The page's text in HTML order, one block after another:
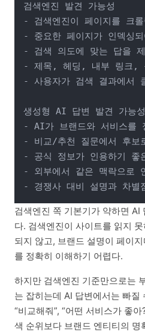
검색엔진 발견 가능성
- 검색엔진이 페이지를 크
- 중요한 페이지가 인덱싱
- 검색 의도에 맞는 답을 제
- 제목, 헤딩, 내부 링크,
- 사용자가 검색 결과에서
생성형 AI 답변 발견 가능성
- AI가 브랜드와 서비스를
- 비교/추천 질문에서 후보
- 공식 정보가 인용하기 좋
- 외부에서 같은 맥락으로
검색엔진 쪽 기본기가 약하면 AI
다. 검색엔진이 사이트를 읽지
되지 않고, 브랜드 설명이 페이
를 정확히 이해하기 어렵다.
하지만 검색엔진 기준만으로는
는 잡히는데 AI 답변에서는 빠질
“비교해줘”, “어떤 서비스가 좋
색 순위보다 브랜드 엔티티의 명